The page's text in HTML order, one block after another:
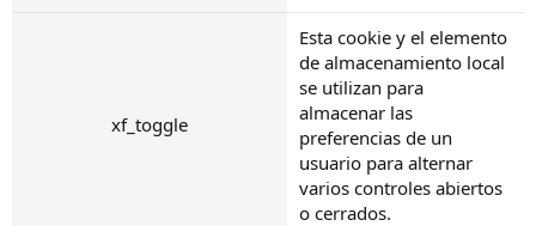
xf_toggle
Esta cookie y el elemento
de almacenamiento local
se utilizan para
almacenar las
preferencias de un
usuario para alternar
varios controles abiertos
o cerrados.